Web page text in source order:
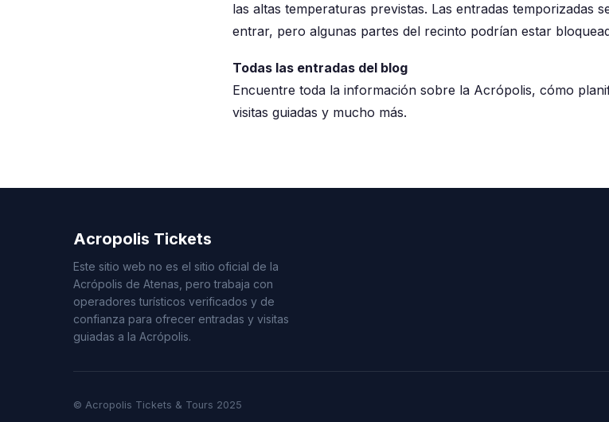
las altas temperaturas previstas. Las entradas temporizadas
entrar, pero algunas partes del recinto podrían estar
Todas las entradas del blog
Encuentre toda la información sobre la Acrópolis, cómo
visitas guiadas y mucho más.
Acropolis Tickets
Este sitio web no es el sitio oficial de la
Acrópolis de Atenas, pero trabaja con
operadores turísticos verificados y de
confianza para ofrecer entradas y visitas
guiadas a la Acrópolis.
© Acropolis Tickets & Tours 2025